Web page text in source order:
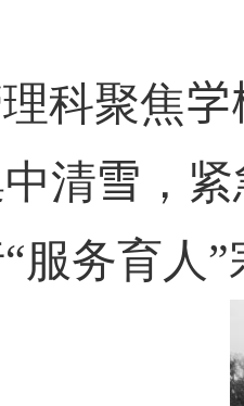
科聚焦学
清雪 ，
服务育人